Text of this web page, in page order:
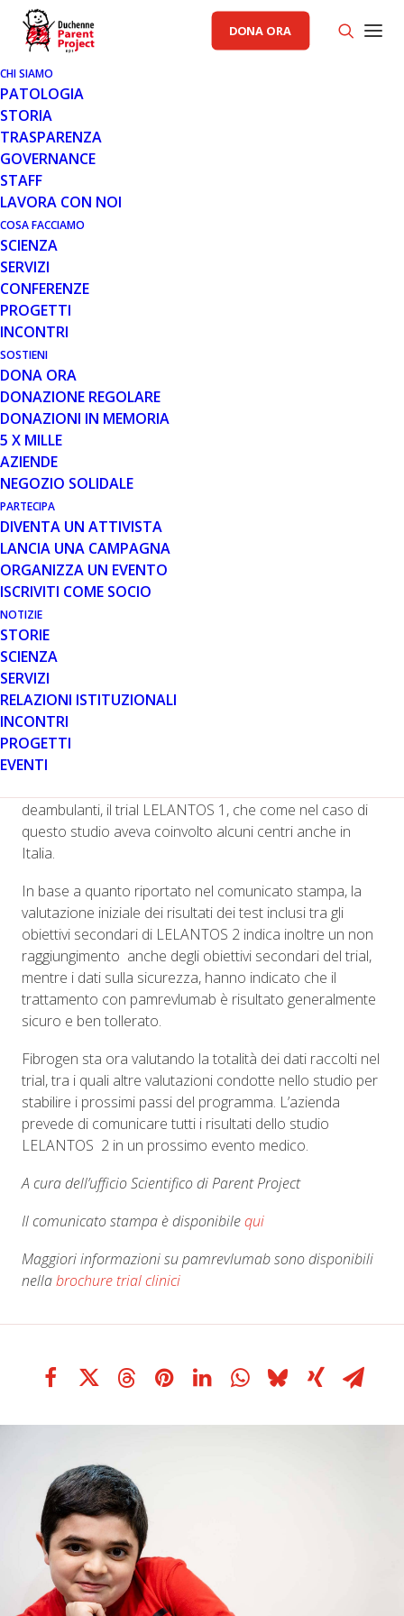
DONA ORA
CHI SIAMO
PATOLOGIA
STORIA
TRASPARENZA
GOVERNANCE
STAFF
LAVORA CON NOI
COSA FACCIAMO
SCIENZA
SERVIZI
CONFERENZE
PROGETTI
INCONTRI
SOSTIENI
DONA ORA
DONAZIONE REGOLARE
DONAZIONI IN MEMORIA
5 X MILLE
AZIENDE
NEGOZIO SOLIDALE
PARTECIPA
DIVENTA UN ATTIVISTA
LANCIA UNA CAMPAGNA
ORGANIZZA UN EVENTO
ISCRIVITI COME SOCIO
NOTIZIE
STORIE
SCIENZA
SERVIZI
RELAZIONI ISTITUZIONALI
INCONTRI
PROGETTI
EVENTI
AREA SCIENZA PP
4 SET 2023
FIBROGEN ANNUNCIA I
RISULTATI INIZIALI DELLO
STUDIO LELANTOS 2 CON
PAMREVLUMAB NEI PAZIENTI
DMD DEAMBULANTI
Sono purtroppo negativi i risultati dello studio clinico di
fase 3 LELANTOS 2 che ha valutato pamrevlumab nei
pazienti DMD deambulanti. I primi risultati del trial,
descritti nel comunicato stampa diffuso il 29 agosto
dall’azienda statunitense Fibrogen, indicano che lo
studio non ha raggiunto l’obiettivo primario, ovvero
dimostrare una differenza statisticamente significativa
rispetto a inizio studio nel punteggio della valutazione
North Star Ambulatory Assessment (NSAA) dopo 52
settimane di trattamento.
Pamrevlumab è un farmaco sperimentale sviluppato per
contrastare la deposizione di tessuto fibroso nei
muscoli. A giugno di quest’anno Fibrogen aveva diffuso i
risultati negativi dello studio clinico che aveva valutato
deambulanti, il trial LELANTOS 1, che come nel caso di
questo studio aveva coinvolto alcuni centri anche in
Italia.
In base a quanto riportato nel comunicato stampa, la
valutazione iniziale dei risultati dei test inclusi tra gli
obiettivi secondari di LELANTOS 2 indica inoltre un non
raggiungimento anche degli obiettivi secondari del trial,
mentre i dati sulla sicurezza, hanno indicato che il
trattamento con pamrevlumab è risultato generalmente
sicuro e ben tollerato.
Fibrogen sta ora valutando la totalità dei dati raccolti nel
trial, tra i quali altre valutazioni condotte nello studio per
stabilire i prossimi passi del programma. L’azienda
prevede di comunicare tutti i risultati dello studio
LELANTOS 2 in un prossimo evento medico.
A cura dell’ufficio Scientifico di Parent Project
Il comunicato stampa è disponibilequi
Maggiori informazioni su pamrevlumab sono disponibili
nellabrochure trial clinici